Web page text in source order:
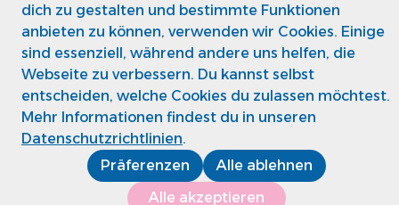
dich zu gestalten und bestimmte Funktionen
anbieten zu können, verwenden wir Cookies. Einige
sind essenziell, während andere uns helfen, die
Webseite zu verbessern. Du kannst selbst
entscheiden, welche Cookies du zulassen möchtest.
Mehr Informationen findest du in unseren
Datenschutzrichtlinien.
Präferenzen
Alle ablehnen
Alle akzeptieren